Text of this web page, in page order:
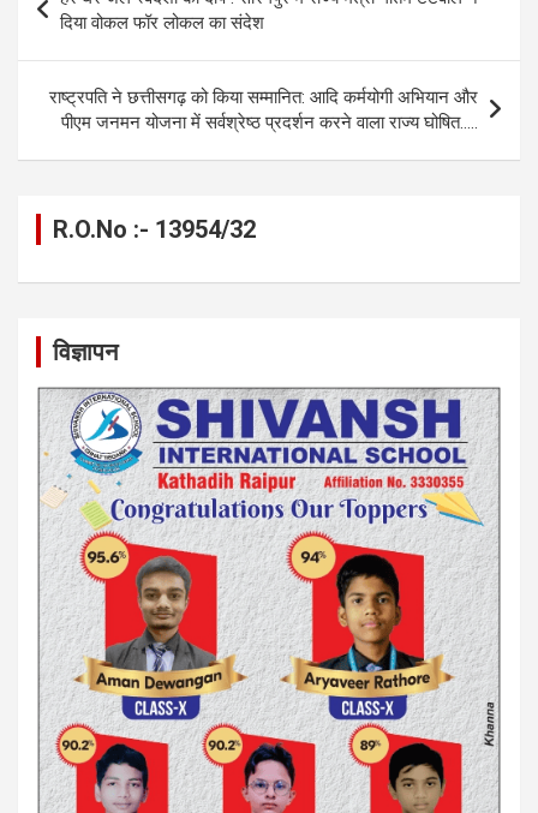
o
o
k
g
er
A
p
p
a
m
n
k
navigation
दिया वोकल फॉर लोकल का संदेश
राष्ट्रपति ने छत्तीसगढ़ को किया सम्मानित: आदि कर्मयोगी अभियान और
पीएम जनमन योजना में सर्वश्रेष्ठ प्रदर्शन करने वाला राज्य घोषित…..
R.O.No :- 13954/32
विज्ञापन